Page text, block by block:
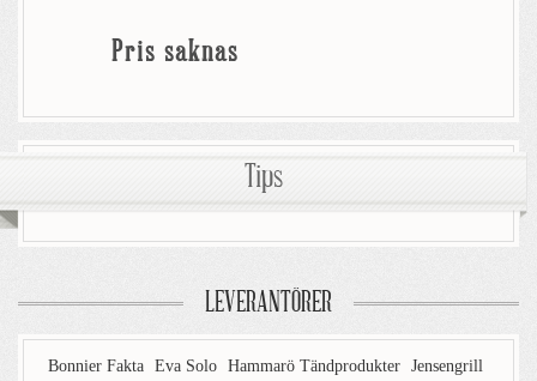
Pris saknas
Tips
LEVERANTÖRER
Bonnier Fakta Eva Solo Hammarö Tändprodukter Jensengrill